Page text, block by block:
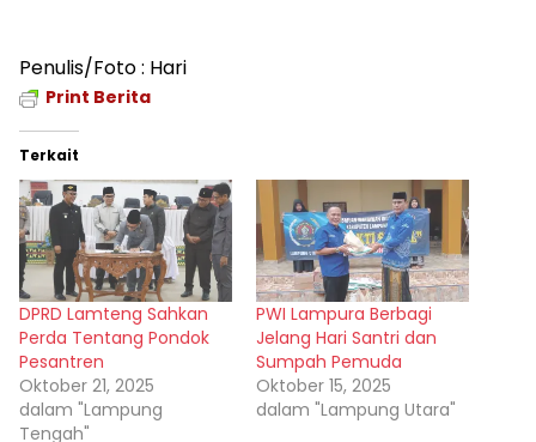
Penulis/Foto : Hari
Print Berita
Terkait
DPRD Lamteng Sahkan
Perda Tentang Pondok
Pesantren
Oktober 21, 2025
dalam "Lampung
Tengah"
PWI Lampura Berbagi
Jelang Hari Santri dan
Sumpah Pemuda
Oktober 15, 2025
dalam "Lampung Utara"